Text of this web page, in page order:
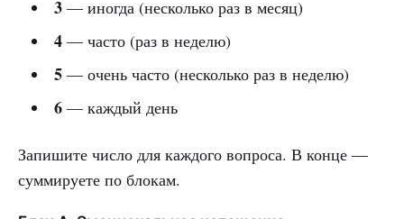
3— иногда (несколько раз в месяц)
4— часто (раз в неделю)
5— очень часто (несколько раз в неделю)
6— каждый день
Запишите число для каждого вопроса. В конце —
суммируете по блокам.